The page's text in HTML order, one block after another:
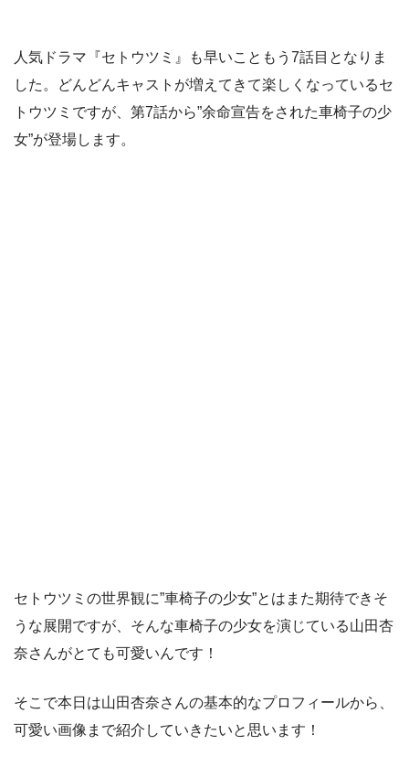
人気ドラマ『セトウツミ』も早いこともう7話目となりま
した。どんどんキャストが増えてきて楽しくなっているセ
トウツミですが、第7話から”余命宣告をされた車椅子の少
女”が登場します。
セトウツミの世界観に”車椅子の少女”とはまた期待できそ
うな展開ですが、そんな車椅子の少女を演じている山田杏
奈さんがとても可愛いんです！
そこで本日は山田杏奈さんの基本的なプロフィールから、
可愛い画像まで紹介していきたいと思います！